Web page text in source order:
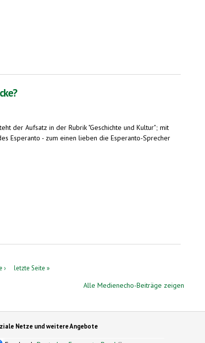
der Aufsatz in der Rubrik "Geschichte und Kultur"; mit
Esperanto - zum einen lieben die Esperanto-Sprecher
› letzte Seite »
Alle Medienecho-Beiträge zeigen
Netze und weitere Angebote